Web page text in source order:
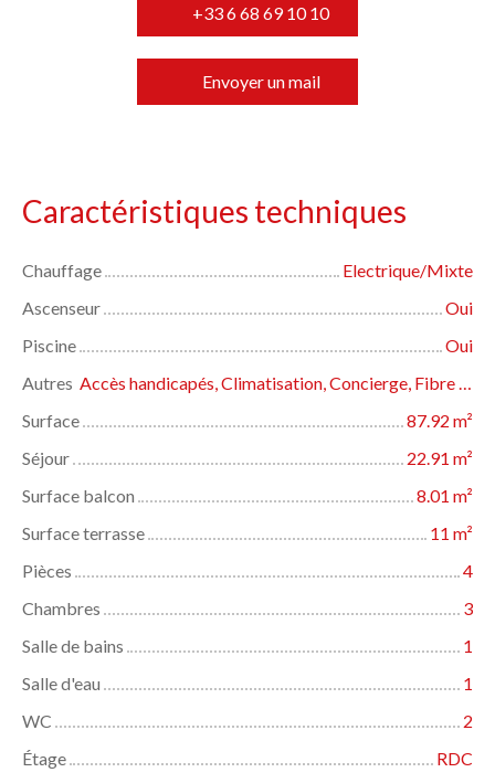
+33 6 68 69 10 10
Envoyer un mail
Caractéristiques techniques
Chauffage
Electrique/Mixte
Ascenseur
Oui
Piscine
Oui
Autres
Accès handicapés, Climatisation, Concierge, Fibre optique, Gardien, Interphone, Portail motorisé, Porte blindée, Volets électriques
Surface
87.92 m²
Séjour
22.91 m²
Surface balcon
8.01 m²
Surface terrasse
11 m²
Pièces
4
Chambres
3
Salle de bains
1
Salle d'eau
1
WC
2
Étage
RDC